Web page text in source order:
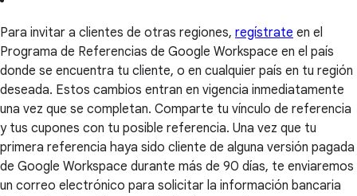
Para invitar a clientes de otras regiones, regístrate en el
Programa de Referencias de Google Workspace en el país
donde se encuentra tu cliente, o en cualquier país en tu región
deseada. Estos cambios entran en vigencia inmediatamente
una vez que se completan. Comparte tu vínculo de referencia
y tus cupones con tu posible referencia. Una vez que tu
primera referencia haya sido cliente de alguna versión pagada
de Google Workspace durante más de 90 días, te enviaremos
un correo electrónico para solicitar la información bancaria